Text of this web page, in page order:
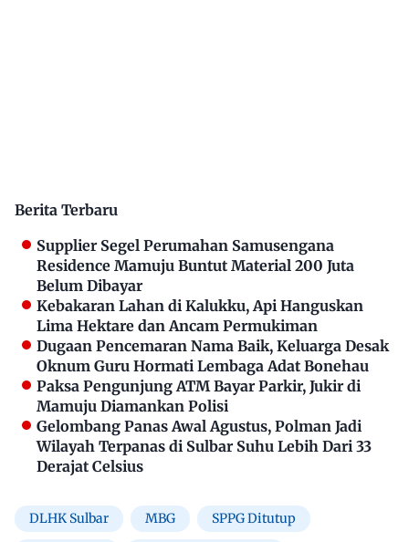
Berita Terbaru
Supplier Segel Perumahan Samusengana
Residence Mamuju Buntut Material 200 Juta
Belum Dibayar
Kebakaran Lahan di Kalukku, Api Hanguskan
Lima Hektare dan Ancam Permukiman
Dugaan Pencemaran Nama Baik, Keluarga Desak
Oknum Guru Hormati Lembaga Adat Bonehau
Paksa Pengunjung ATM Bayar Parkir, Jukir di
Mamuju Diamankan Polisi
Gelombang Panas Awal Agustus, Polman Jadi
Wilayah Terpanas di Sulbar Suhu Lebih Dari 33
Derajat Celsius
DLHK Sulbar MBG SPPG Ditutup